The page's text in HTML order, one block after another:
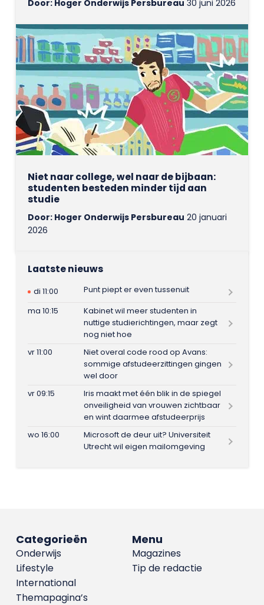
Door: Hoger Onderwijs Persbureau 30 juni 2026
Niet naar college, wel naar de bijbaan:
studenten besteden minder tijd aan
studie
Door: Hoger Onderwijs Persbureau 20 januari
2026
Laatste nieuws
di 11:00
Punt piept er even tussenuit
ma 10:15
Kabinet wil meer studenten in
nuttige studierichtingen, maar zegt
nog niet hoe
vr 11:00
Niet overal code rood op Avans:
sommige afstudeerzittingen gingen
wel door
vr 09:15
Iris maakt met één blik in de spiegel
onveiligheid van vrouwen zichtbaar
en wint daarmee afstudeerprijs
wo 16:00
Microsoft de deur uit? Universiteit
Utrecht wil eigen mailomgeving
Menu
Magazines
Tip de redactie
Categorieën
Onderwijs
Lifestyle
International
Themapagina’s